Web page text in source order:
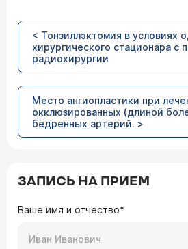
< Тонзиллэктомия в условиях
хирургического стационара с
радиохирургии
Место ангиопластики при
окклюзированных (длиной
бедренных артерий. >
ЗАПИСЬ НА ПРИЕМ
Ваше имя и отчество*